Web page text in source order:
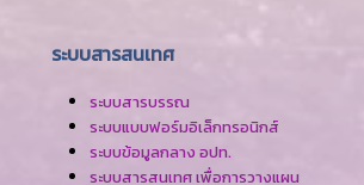
ระบบสารสนเทศ
ระบบสารบรรณ
ระบบแบบฟอร์มอิเล็กทรอนิกส์
ระบบข้อมูลกลาง อปท.
ระบบสารสนเทศ เพื่อการวางแผน